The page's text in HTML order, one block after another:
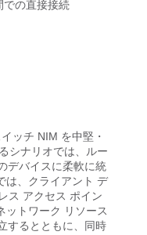
での直接接続
ッチ NIM を中堅・
シナリオでは、ルー
デバイスに柔軟に統
は、クライアント デ
ス アクセス ポイン
ットワーク リソース
するとともに、同時